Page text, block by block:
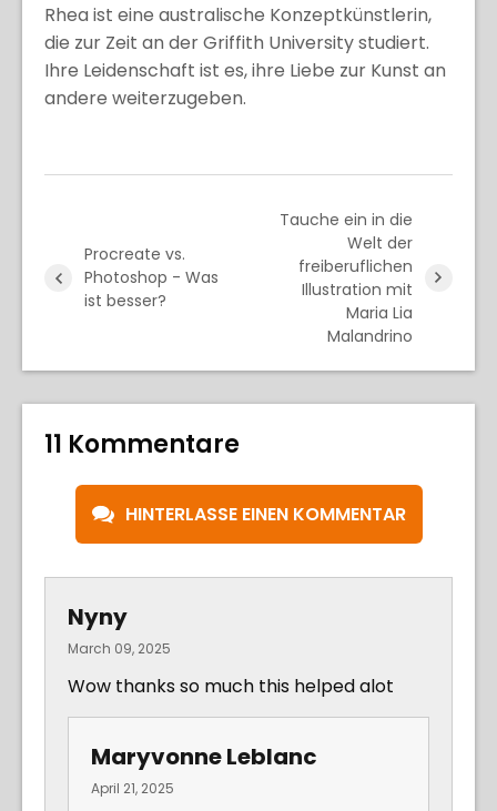
Rhea ist eine australische Konzeptkünstlerin,
die zur Zeit an der Griffith University studiert.
Ihre Leidenschaft ist es, ihre Liebe zur Kunst an
andere weiterzugeben.
Procreate vs.
Photoshop - Was
ist besser?
Tauche ein in die
Welt der
freiberuflichen
Illustration mit
Maria Lia
Malandrino
11 Kommentare
HINTERLASSE EINEN KOMMENTAR
Nyny
March 09, 2025
Wow thanks so much this helped alot
Maryvonne Leblanc
April 21, 2025